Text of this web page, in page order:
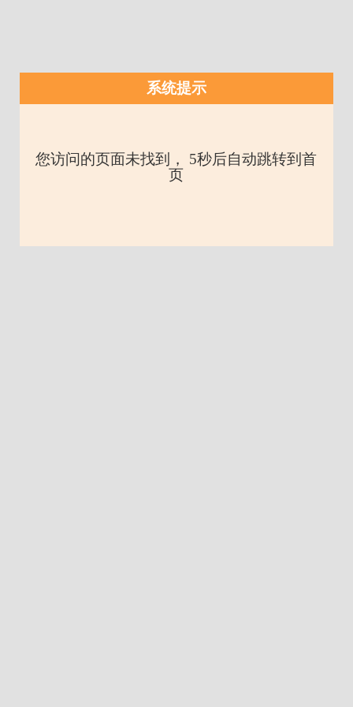
系统提示
您访问的页面未找到， 5秒后自动跳转到首
页